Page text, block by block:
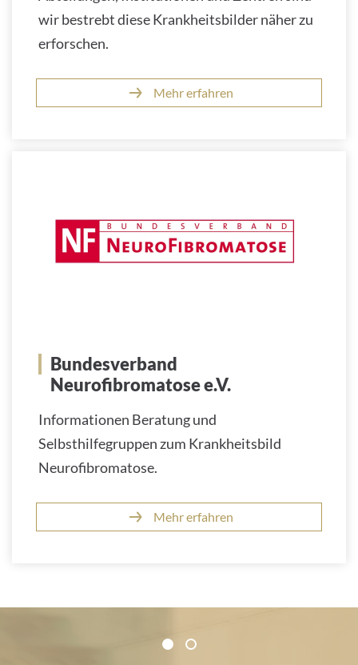
wir bestrebt diese Krankheitsbilder näher zu
erforschen.
Mehr erfahren
Bundesverband
Neurofibromatose e.V.
Informationen Beratung und
Selbsthilfegruppen zum Krankheitsbild
Neurofibromatose.
Mehr erfahren
Zertifikate und Verbände
1 2